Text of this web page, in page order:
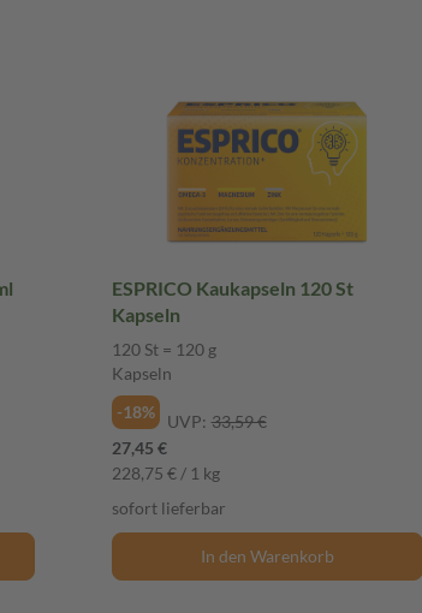
ESPRICO Kaukapseln 120 St
Kapseln
120 St = 120 g
Kapseln
-18%
UVP: 33,59 €
27,45 €
228,75 € / 1 kg
sofort lieferbar
In den Warenkorb